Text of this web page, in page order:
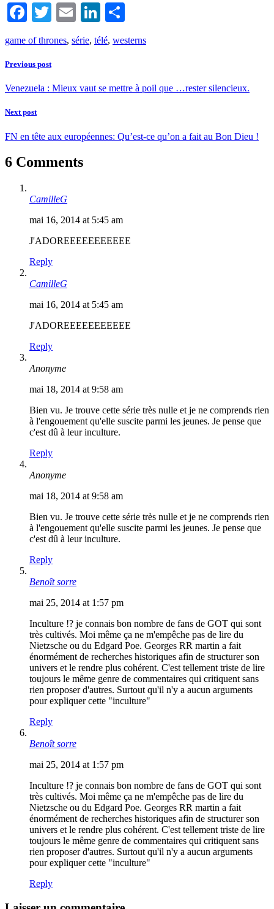
Facebook
TwitterEmailLinkedIn
game of thrones, série, télé, westerns
Previous post
Venezuela : Mieux vaut se mettre à poil que …rester silencieux.
Next post
FN en tête aux européennes: Qu’est-ce qu’on a fait au Bon Dieu !
6 Comments
CamilleG
mai 16, 2014 at 5:45 am
J'ADOREEEEEEEEEEE
Reply
CamilleG
mai 16, 2014 at 5:45 am
J'ADOREEEEEEEEEEE
Reply
Anonyme
mai 18, 2014 at 9:58 am
Bien vu. Je trouve cette série très nulle et je ne comprends rien
à l'engouement qu'elle suscite parmi les jeunes. Je pense que
c'est dû à leur inculture.
Reply
Anonyme
mai 18, 2014 at 9:58 am
Bien vu. Je trouve cette série très nulle et je ne comprends rien
à l'engouement qu'elle suscite parmi les jeunes. Je pense que
c'est dû à leur inculture.
Reply
Benoît sorre
mai 25, 2014 at 1:57 pm
Inculture !? je connais bon nombre de fans de GOT qui sont
très cultivés. Moi même ça ne m'empêche pas de lire du
Nietzsche ou du Edgard Poe. Georges RR martin a fait
énormément de recherches historiques afin de structurer son
univers et le rendre plus cohérent. C'est tellement triste de lire
toujours le même genre de commentaires qui critiquent sans
rien proposer d'autres. Surtout qu'il n'y a aucun arguments
pour expliquer cette "inculture"
Reply
Benoît sorre
mai 25, 2014 at 1:57 pm
Inculture !? je connais bon nombre de fans de GOT qui sont
très cultivés. Moi même ça ne m'empêche pas de lire du
Nietzsche ou du Edgard Poe. Georges RR martin a fait
énormément de recherches historiques afin de structurer son
univers et le rendre plus cohérent. C'est tellement triste de lire
toujours le même genre de commentaires qui critiquent sans
rien proposer d'autres. Surtout qu'il n'y a aucun arguments
pour expliquer cette "inculture"
Reply